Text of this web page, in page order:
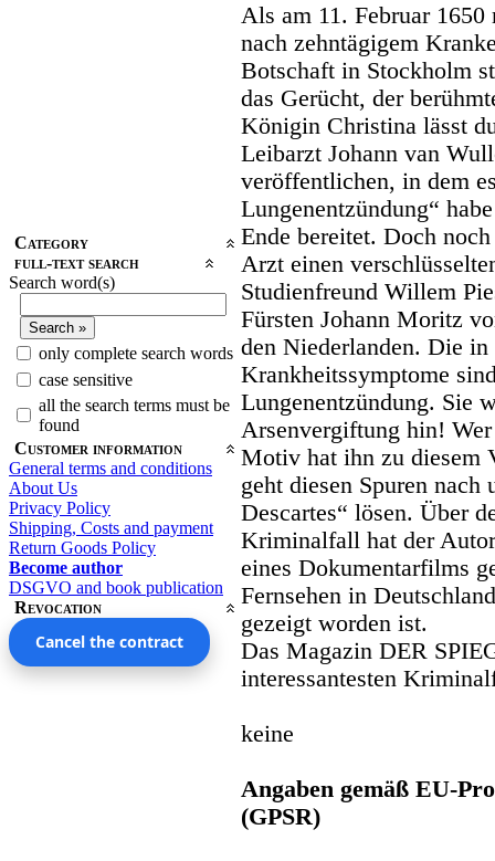
Category
full-text search
Search word(s)
only complete search words
case sensitive
all the search terms must be
found
Customer information
General terms and conditions
About Us
Privacy Policy
Shipping, Costs and payment
Return Goods Policy
Become author
DSGVO and book publication
Revocation
Cancel the contract
Als am 11. Februar 1650
nach zehntägigem
Botschaft in Stockholm
das Gerücht, der
Königin Christina lässt
Leibarzt Johann van
veröffentlichen, in dem
Lungenentzündung“
Ende bereitet. Doch
Arzt einen
Studienfreund Willem
Fürsten Johann Moritz
den Niederlanden. Die
Krankheitssymptome
Lungenentzündung. Sie
Arsenvergiftung hin!
Motiv hat ihn zu diesem
geht diesen Spuren
Descartes“ lösen. Über
Kriminalfall hat der
eines Dokumentarfilms
Fernsehen in
gezeigt worden ist.
Das Magazin DER
interessantesten
keine
Angaben gemäß EU-
(GPSR)